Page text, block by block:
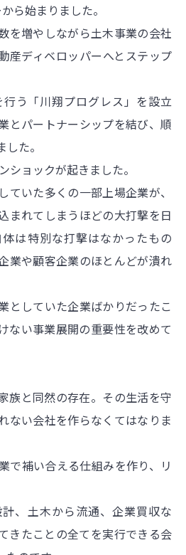
ら始まりました。
を増やしながら土木事業の会社
産ディベロッパーへとステップ
う「川翔プログレス」を設立
とパートナーシップを結び、順
た。
ショックが起きました。
ていた多くの一部上場企業が、
まれてしまうほどの大打撃を日
は特別な打撃はなかったもの
業や顧客企業のほとんどが潰れ
としていた企業ばかりだったこ
ない事業展開の重要性を改めて
族と同然の存在。その生活を守
ない会社を作らなくてはなりま
で補い合える仕組みを作り、リ
、土木から流通、企業買収な
きたことの全てを実行できる会